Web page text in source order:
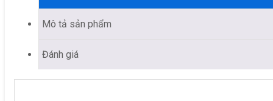
Mô tả sản phẩm
Đánh giá